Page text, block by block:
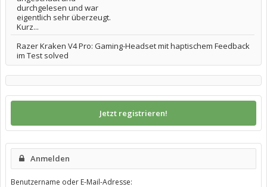
durchgelesen und war
eigentlich sehr überzeugt.
Kurz...
Razer Kraken V4 Pro: Gaming-Headset mit haptischem Feedback
im Test solved
Jetzt registrieren!
Anmelden
Benutzername oder E-Mail-Adresse: